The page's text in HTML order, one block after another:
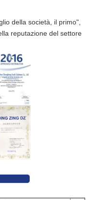
della società, il primo",
reputazione del settore